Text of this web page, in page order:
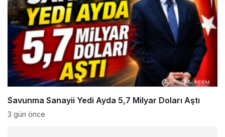
Savunma Sanayii Yedi Ayda 5,7 Milyar Doları Aştı
3 gün önce